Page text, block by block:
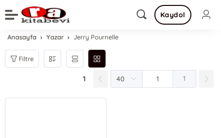
Kaydol
Anasayfa Yazar Jerry Pournelle
Filtre
1 1